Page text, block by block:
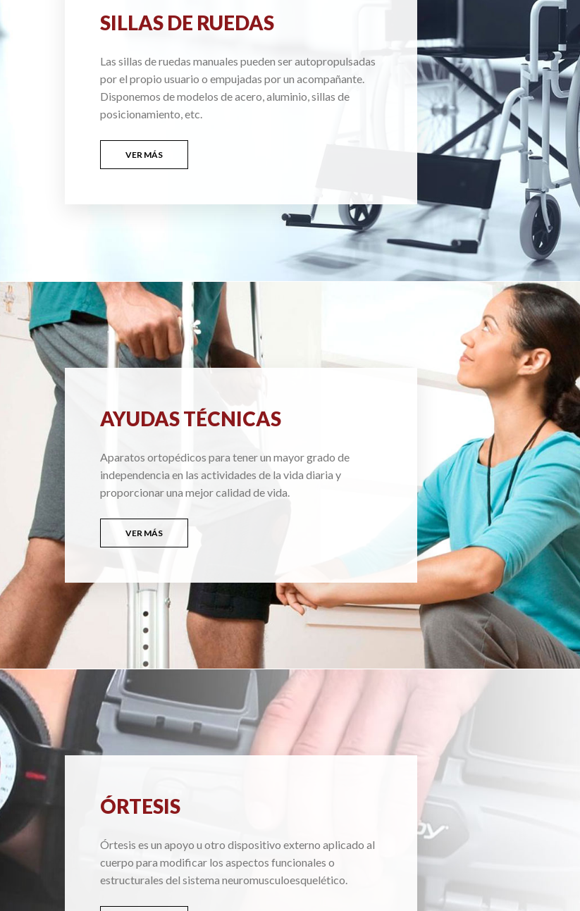
SILLAS DE RUEDAS
Las sillas de ruedas manuales pueden ser autopropulsadas
por el propio usuario o empujadas por un acompañante.
Disponemos de modelos de acero, aluminio, sillas de
posicionamiento, etc.
VER MÁS
AYUDAS TÉCNICAS
Aparatos ortopédicos para tener un mayor grado de
independencia en las actividades de la vida diaria y
proporcionar una mejor calidad de vida.
VER MÁS
ÓRTESIS
Órtesis es un apoyo u otro dispositivo externo aplicado al
cuerpo para modificar los aspectos funcionales o
estructurales del sistema neuromusculoesquelético.